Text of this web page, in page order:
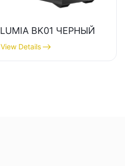
LUMIA BK01 ЧЕРНЫЙ
View Details